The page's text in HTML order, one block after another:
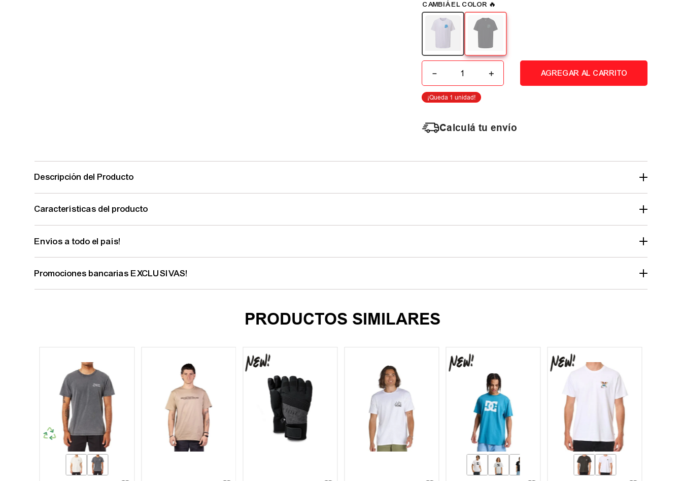
＋
－ AGREGAR AL CARRITO
Calculá tu envío
Descripción del Producto
Características del producto
Envíos a todo el país!
Promociones bancarias EXCLUSIVAS!
PRODUCTOS SIMILARES